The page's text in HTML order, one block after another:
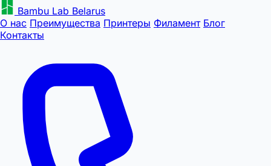
Bambu Lab Belarus
О нас Преимущества Принтеры Филамент Блог
Контакты